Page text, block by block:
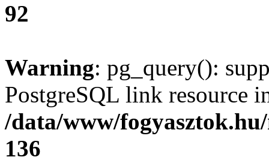
92
Warning: pg_query():
PostgreSQL link resource
/data/www/
136